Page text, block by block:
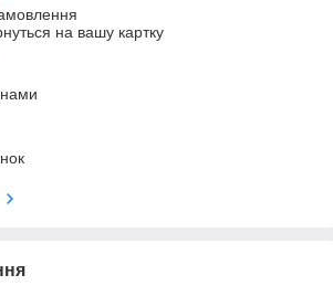
на вашу картку